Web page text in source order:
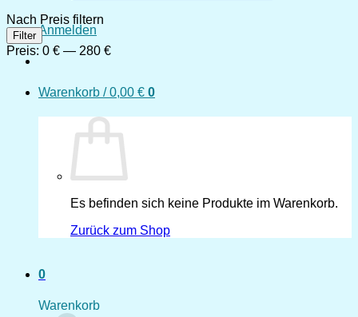
Anmelden
Warenkorb /0,00 € 0
Es befinden sich keine Produkte im Warenkorb.
Zurück zum Shop
0
Warenkorb
Nach Preis filtern
Min.
Preis
Max.
Preis
Filter
Preis: 0 € — 280 €